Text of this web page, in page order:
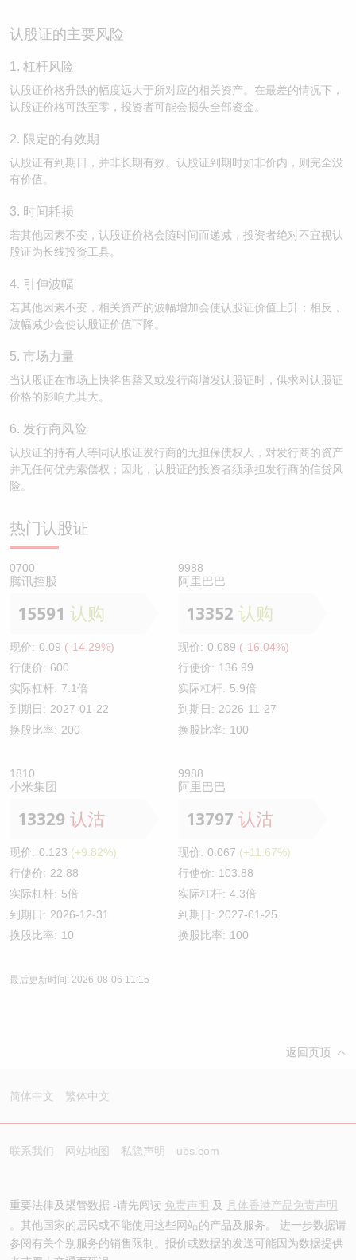
认股证的主要风险
1. 杠杆风险
认股证价格升跌的幅度远大于所对应的相关资产。在最差的情况下，
认股证价格可跌至零，投资者可能会损失全部资金。
2. 限定的有效期
认股证有到期日，并非长期有效。认股证到期时如非价内，则完全没
有价值。
3. 时间耗损
若其他因素不变，认股证价格会随时间而递减，投资者绝对不宜视认
股证为长线投资工具。
4. 引伸波幅
若其他因素不变，相关资产的波幅增加会使认股证价值上升；相反，
波幅减少会使认股证价值下降。
5. 市场力量
当认股证在市场上快将售罄又或发行商增发认股证时，供求对认股证
价格的影响尤其大。
6. 发行商风险
认股证的持有人等同认股证发行商的无担保债权人，对发行商的资产
并无任何优先索偿权；因此，认股证的投资者须承担发行商的信贷风
险。
热门认股证
0700
腾讯控股
15591 认购
现价: 0.09 (-14.29%)
行使价: 600
实际杠杆: 7.1倍
到期日: 2027-01-22
换股比率: 200
9988
阿里巴巴
13352 认购
现价: 0.089 (-16.04%)
行使价: 136.99
实际杠杆: 5.9倍
到期日: 2026-11-27
换股比率: 100
1810
小米集团
13329 认沽
现价: 0.123 (+9.82%)
行使价: 22.88
实际杠杆: 5倍
到期日: 2026-12-31
换股比率: 10
9988
阿里巴巴
13797 认沽
现价: 0.067 (+11.67%)
行使价: 103.88
实际杠杆: 4.3倍
到期日: 2027-01-25
换股比率: 100
最后更新时间: 2026-08-06 11:15
返回页顶
简体中文 繁体中文
联系我们 网站地图 私隐声明 ubs.com
重要法律及槼管数据 -请先阅读 免责声明 及 具体香港产品免责声明
。其他国家的居民或不能使用这些网站的产品及服务。 进一步数据请
参阅有关个别服务的销售限制。报价或数据的发送可能因为数据提供